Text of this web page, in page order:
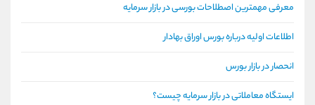
معرفی مهمترین اصطلاحات بورسی در بازار سرمایه
اطلاعات اولیه درباره بورس اوراق بهادار
انحصار در بازار بورس
ایستگاه معاملاتی در بازار سرمایه چیست؟